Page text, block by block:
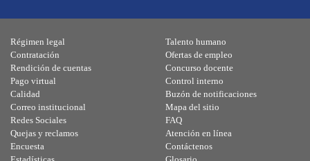
Régimen legal
Contratación
Rendición de cuentas
Pago virtual
Calidad
Talento humano
Ofertas de empleo
Concurso docente
Control interno
Buzón de notificaciones
Correo institucional
Redes Sociales
Quejas y reclamos
Encuesta
Mapa del sitio
FAQ
Atención en línea
Contáctenos